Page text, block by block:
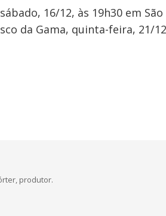
16/12, às 19h30 em São
da Gama, quinta-feira, 21/
produtor.